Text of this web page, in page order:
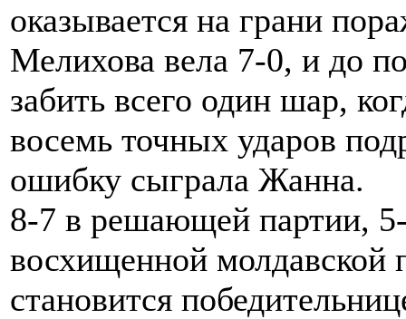
оказывается на грани
Мелихова вела 7-0, и до
забить всего один шар,
восемь точных ударов
ошибку сыграла Жанна.
8-7 в решающей партии,
восхищенной
становится